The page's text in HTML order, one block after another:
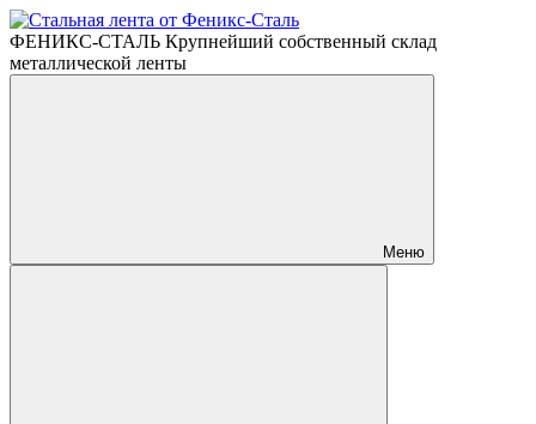
ФЕНИКС-СТАЛЬ Крупнейший собственный склад
металлической ленты
Меню